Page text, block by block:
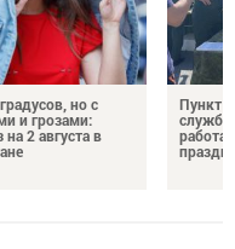
но с
и грозами:
на 2 августа в
Пункт
службу